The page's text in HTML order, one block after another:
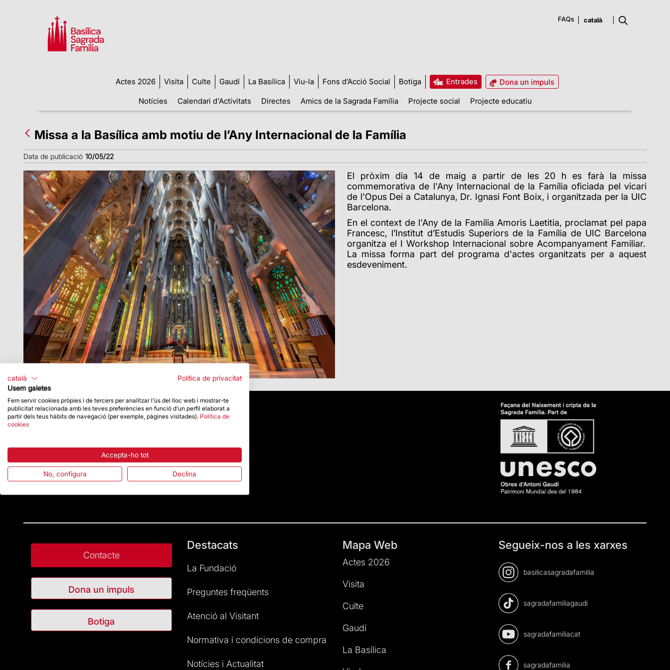
FAQs
Actes 2026 Visita Culte Gaudí La Basílica Viu-la Fons d’Acció Social Botiga Entrades
Dona un impuls
Notícies
Calendari d'Activitats Directes Amics de la Sagrada Família Projecte social Projecte educatiu
Missa a la Basílica amb motiu de l’Any Internacional de la Família
Data de publicació 10/05/22
El pròxim dia 14 de maig a partir de les 20 h es farà la missa
commemorativa de l'Any Internacional de la Família oficiada pel vicari
de l'Opus Dei a Catalunya, Dr. Ignasi Font Boix, i organitzada per la UIC
Barcelona.
En el context de l'Any de la Família Amoris Laetitia, proclamat pel papa
Francesc, l’Institut d’Estudis Superiors de la Família de UIC Barcelona
organitza el I Workshop Internacional sobre Acompanyament Familiar.
La missa forma part del programa d'actes organitzats per a aquest
esdeveniment.
Contacte
Dona un impuls
Botiga
Destacats
La Fundació
Preguntes freqüents
Atenció al Visitant
Normativa i condicions de compra
Notícies i Actualitat
Mapa Web
Actes 2026
Visita
Culte
Gaudí
La Basílica
Segueix-nos a les xarxes
basilicasagradafamilia
sagradafamiliagaudi
sagradafamiliacat
sagradafamilia
català
Política de privacitat
Usem galetes
Fem servir cookies pròpies i de tercers per analitzar l'ús del lloc web i mostrar-te
publicitat relacionada amb les teves preferències en funció d'un perfil elaborat a
partir dels teus hàbits de navegació (per exemple, pàgines visitades). Política de
cookies
Accepta-ho tot
No, configura Declina